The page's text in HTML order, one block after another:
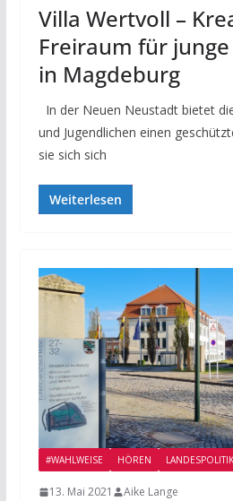
Villa Wertvoll –
Freiraum für
in Magdeburg
In der Neuen Neustadt bietet
und Jugendlichen einen
sie sich sich
Weiterlesen
#WAHLWEISE HÖREN LANDESPOLITIK
13. Mai 2021 Aike Lange